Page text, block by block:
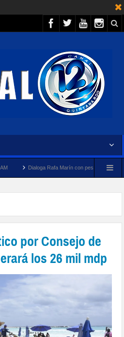
Rafa Marín con pescadores y cooperativistas
por Consejo de
los 26 mil mdp